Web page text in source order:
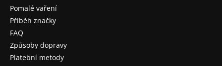
Pomalé vaření
Příběh značky
FAQ
Způsoby dopravy
Platební metody